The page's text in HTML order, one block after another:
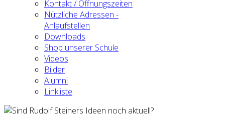
Kontakt / Öffnungszeiten
Nützliche Adressen -
Anlaufstellen
Downloads
Shop unserer Schule
Videos
Bilder
Alumni
Linkliste